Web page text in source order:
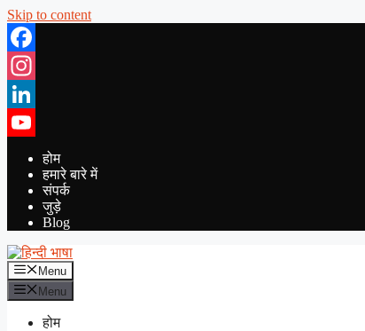
Skip to content
Facebook
Instagram
LinkedIn
YouTube
होम
हमारे बारे में
संपर्क
जुड़े
Blog
Menu
Menu
होम